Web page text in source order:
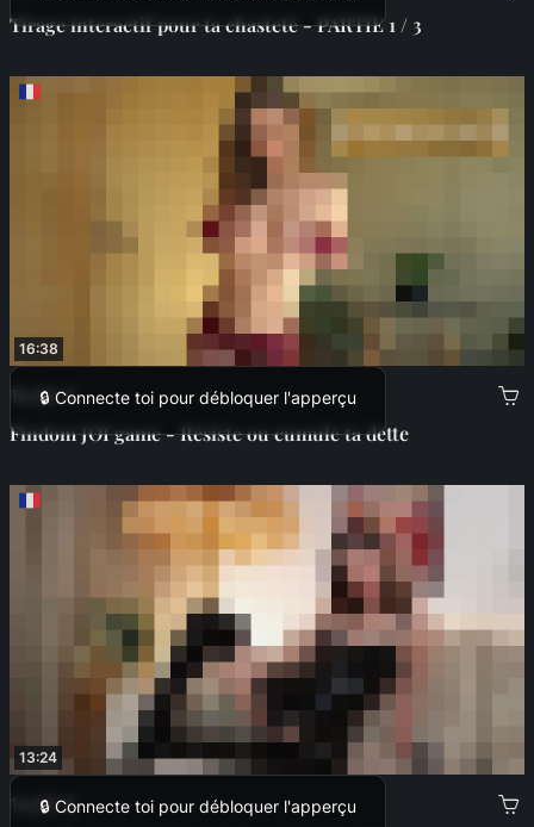
Tirage interactif pour ta chasteté - PARTIE 1 / 3
16:38
🔒 Connecte toi pour débloquer l'apperçu
16,99 €
Findom JOI game - Résiste ou cumule ta dette
13:24
🔒 Connecte toi pour débloquer l'apperçu
14,99 €